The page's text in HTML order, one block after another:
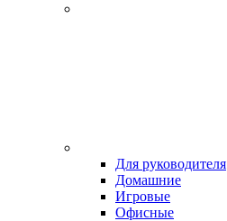
Для руководителя
Домашние
Игровые
Офисные